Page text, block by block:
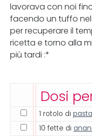
lavorava con noi
facendo un tuffo
per recuperare il
ricetta e torno alla
più tardi :*
Dosi
1 rotolo di
10 fette di